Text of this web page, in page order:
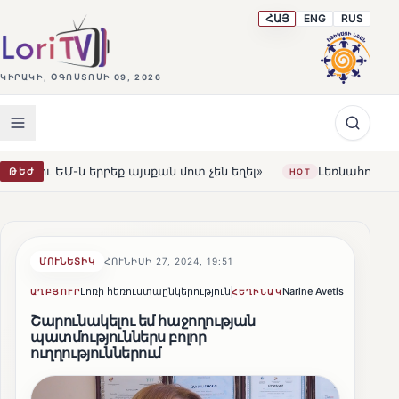
ԿԻՐԱԿԻ, ՕԳՈՍՏՈՍԻ 09, 2026
ՀԱՅ ENG RUS
ԹԵԺ մոտ չեն եղել» HOT Լեռնահովիտի Սուրբ Ստեփանոս
ՄՈՒՆԵՏԻԿ ՀՈՒՆԻՍԻ 27, 2024, 19:51
ԱՂԲՅՈՒՐԼոռի հեռուստաընկերությունՀԵՂԻՆԱԿNarine Avetisyan
Շարունակելու եմ հաջողության
պատմություններս բոլոր
ուղղություններում